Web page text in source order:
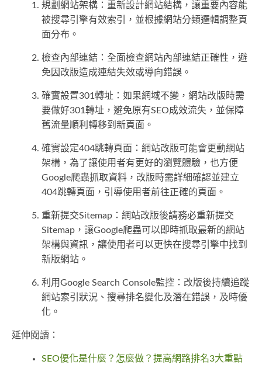
規劃網站架構：重新設計網站結構，讓重要內容能
被搜尋引擎有效索引，並根據網站分類邏輯調整頁
面分布。
檢查內部連結：全面檢查網站內部連結正確性，避
免因改版造成連結失效或導向錯誤。
確實設置301轉址：如果網域不變，網站改版時需
要做好301轉址，避免原有SEO成效流失，並保障
舊流量順利轉移到新頁面。
確實設定404跳轉頁面：網站改版可能會更動網站
架構，為了讓使用者有更好的瀏覽體驗，也方便
Google爬蟲抓取資料，改版時需詳細確認並建立
404跳轉頁面，引導使用者前往正確的頁面。
重新提交Sitemap：網站改版後請務必重新提交
Sitemap，讓Google爬蟲可以即時抓取最新的網站
架構與資訊，讓使用者可以更快在搜尋引擎中找到
新版網站。
利用Google Search Console監控：改版後持續追蹤
網站索引狀況、搜尋排名變化及潛在錯誤，及時優
化。
延伸閱讀：
SEO優化是什麼？​​怎麼做？提高網路排名3大重點